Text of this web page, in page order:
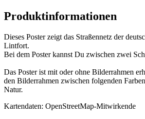
Produktinformationen
Dieses Poster zeigt das Straßennetz der
Lintfort.
Bei dem Poster kannst Du zwischen zwei
Das Poster ist mit oder ohne Bilderrahmen
den Bilderrahmen zwischen folgenden
Natur.
Kartendaten: OpenStreetMap-Mitwirkende